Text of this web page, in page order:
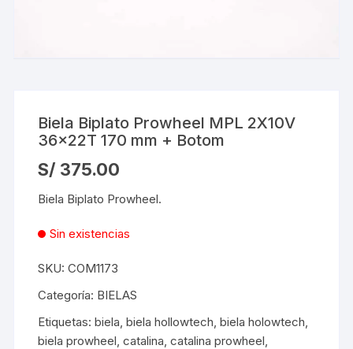
Biela Biplato Prowheel MPL 2X10V
36x22T 170 mm + Botom
S/ 375.00
Biela Biplato Prowheel.
Sin existencias
SKU:COM1173
Categoría: BIELAS
Etiquetas:biela ,biela hollowtech ,biela holowtech
biela prowheel ,catalina ,catalina prowheel